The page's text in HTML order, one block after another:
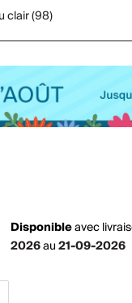
clair (98)
Disponibleavec
2026au21-09-2026